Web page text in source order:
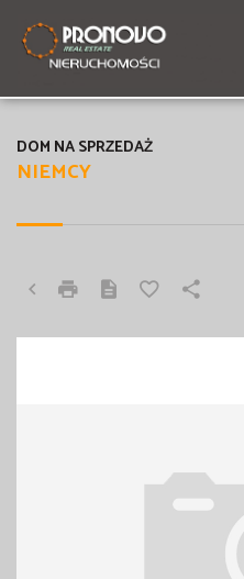
NIEMCY
DOM NA SPRZEDAŻ